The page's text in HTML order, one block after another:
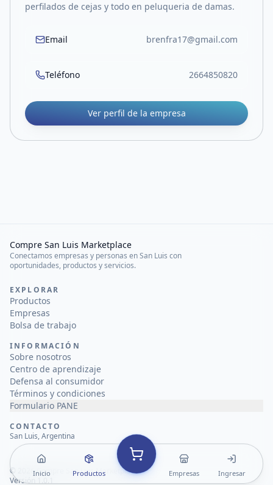
perfilados de cejas y todo en peluqueria de damas.
Email brenfra17@gmail.com
Teléfono 2664850820
Ver perfil de la empresa
Inicio Productos Empresas Ingresar
Compre San Luis Marketplace
Conectamos empresas y personas en San Luis con
oportunidades, productos y servicios.
EXPLORAR
Productos
Empresas
Bolsa de trabajo
INFORMACIÓN
Sobre nosotros
Centro de aprendizaje
Defensa al consumidor
Términos y condiciones
Formulario PANE
CONTACTO
San Luis, Argentina
© 2026Compre San Luis Marketplace
Versión 1.0.1